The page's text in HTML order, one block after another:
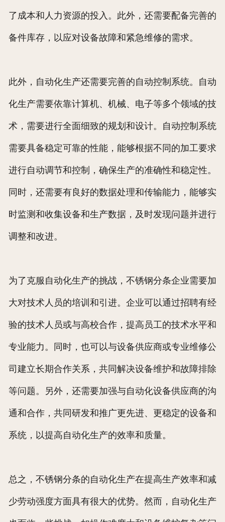
了成本和人力资源的投入。此外，还需要配备完善的
备件库存，以应对设备故障和紧急维修的需求。
此外，自动化生产还需要完善的自动控制系统。自动
化生产需要依靠计算机、机械、电子等多个领域的技
术，需要进行全面细致的规划和设计。自动控制系统
需要具备稳定可靠的性能，能够根据不同的加工要求
进行自动调节和控制，确保生产的准确性和稳定性。
同时，还需要有良好的数据处理和传输能力，能够实
时监测和收集设备和生产数据，及时发现问题并进行
调整和改进。
为了克服自动化生产的挑战，不锈钢分条企业需要加
大对技术人员的培训和引进。企业可以通过招聘有经
验的技术人员或与高校合作，提高员工的技术水平和
专业能力。同时，也可以与设备供应商或专业维修公
司建立长期合作关系，共同解决设备维护和故障排除
等问题。另外，还需要加强与自动化设备供应商的沟
通和合作，共同研发和推广更先进、更稳定的设备和
系统，以提高自动化生产的效率和质量。
总之，不锈钢分条的自动化生产在提高生产效率和减
少劳动强度方面具有很大的优势。然而，自动化生产